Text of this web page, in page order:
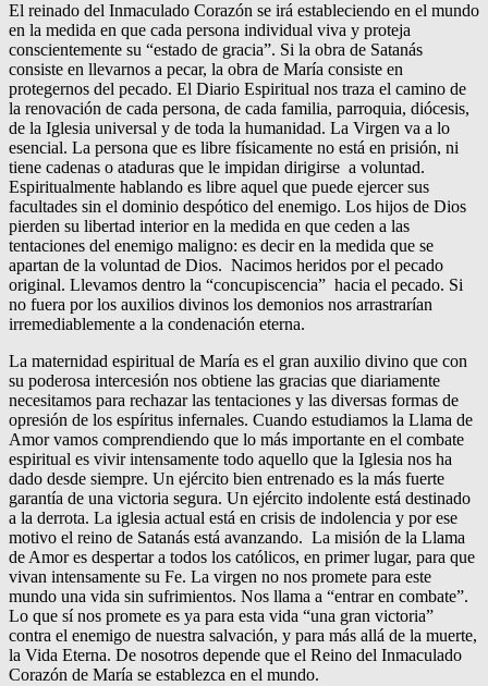
El reinado del Inmaculado Corazón se irá estableciendo en el mundo
en la medida en que cada persona individual viva y proteja
conscientemente su “estado de gracia”. Si la obra de Satanás
consiste en llevarnos a pecar, la obra de María consiste en
protegernos del pecado. El Diario Espiritual nos traza el camino de
la renovación de cada persona, de cada familia, parroquia, diócesis,
de la Iglesia universal y de toda la humanidad. La Virgen va a lo
esencial. La persona que es libre físicamente no está en prisión, ni
tiene cadenas o ataduras que le impidan dirigirse a voluntad.
Espiritualmente hablando es libre aquel que puede ejercer sus
facultades sin el dominio despótico del enemigo. Los hijos de Dios
pierden su libertad interior en la medida en que ceden a las
tentaciones del enemigo maligno: es decir en la medida que se
apartan de la voluntad de Dios. Nacimos heridos por el pecado
original. Llevamos dentro la “concupiscencia” hacia el pecado. Si
no fuera por los auxilios divinos los demonios nos arrastrarían
irremediablemente a la condenación eterna.
La maternidad espiritual de María es el gran auxilio divino que con
su poderosa intercesión nos obtiene las gracias que diariamente
necesitamos para rechazar las tentaciones y las diversas formas de
opresión de los espíritus infernales. Cuando estudiamos la Llama de
Amor vamos comprendiendo que lo más importante en el combate
espiritual es vivir intensamente todo aquello que la Iglesia nos ha
dado desde siempre. Un ejército bien entrenado es la más fuerte
garantía de una victoria segura. Un ejército indolente está destinado
a la derrota. La iglesia actual está en crisis de indolencia y por ese
motivo el reino de Satanás está avanzando. La misión de la Llama
de Amor es despertar a todos los católicos, en primer lugar, para que
vivan intensamente su Fe. La virgen no nos promete para este
mundo una vida sin sufrimientos. Nos llama a “entrar en combate”.
Lo que sí nos promete es ya para esta vida “una gran victoria”
contra el enemigo de nuestra salvación, y para más allá de la muerte,
la Vida Eterna. De nosotros depende que el Reino del Inmaculado
Corazón de María se establezca en el mundo.